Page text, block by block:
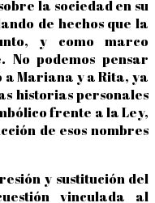
la sociedad en su
de hechos que la
y como marco
podemos pensar
Mariana y a Rita, ya
historias personales
frente a la Ley,
de esos nombres
y sustitución del
vinculada al